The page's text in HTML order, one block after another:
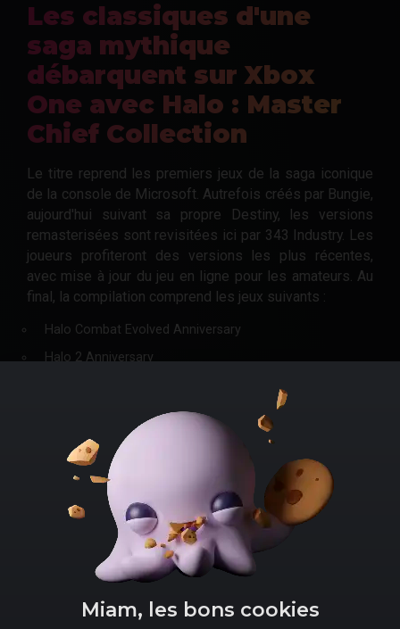
Les classiques d'une
saga mythique
débarquent sur Xbox
One avec Halo : Master
Chief Collection
Le titre reprend les premiers jeux de la saga iconique
de la console de Microsoft. Autrefois créés par Bungie,
aujourd'hui suivant sa propre Destiny, les versions
remasterisées sont revisitées ici par 343 Industry. Les
joueurs profiteront des versions les plus récentes,
avec mise à jour du jeu en ligne pour les amateurs. Au
final, la compilation comprend les jeux suivants :
Halo Combat Evolved Anniversary
Halo 2 Anniversary
Miam, les bons cookies